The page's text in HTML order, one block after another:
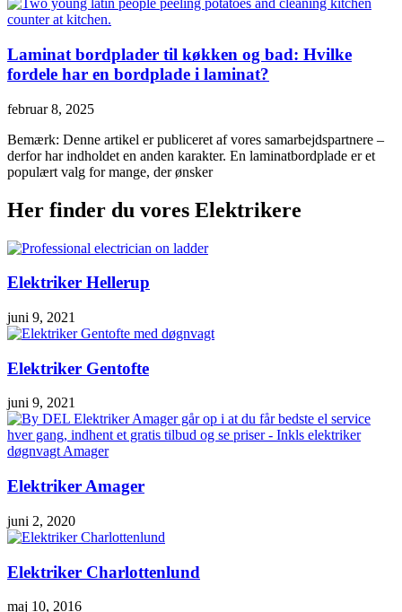
Laminat bordplader til køkken og bad: Hvilke
fordele har en bordplade i laminat?
februar 8, 2025
Bemærk: Denne artikel er publiceret af vores samarbejdspartnere –
derfor har indholdet en anden karakter. En laminatbordplade er et
populært valg for mange, der ønsker
Her finder du vores Elektrikere
Elektriker Hellerup
juni 9, 2021
Elektriker Gentofte
juni 9, 2021
Elektriker Amager
juni 2, 2020
Elektriker Charlottenlund
maj 10, 2016